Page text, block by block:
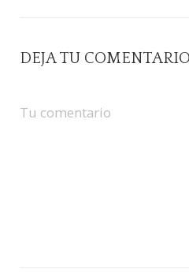
DEJA TU COMENTARIO